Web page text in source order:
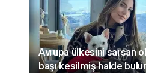
Avrupa ülkesini sarsan
başı kesilmiş halde